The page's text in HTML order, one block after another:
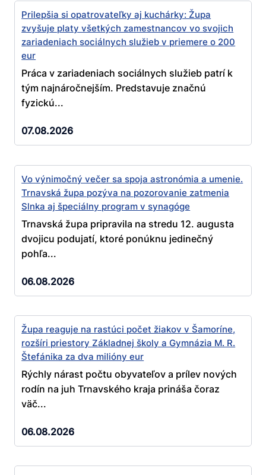
Prilepšia si opatrovateľky aj kuchárky: Župa
zvyšuje platy všetkých zamestnancov vo svojich
zariadeniach sociálnych služieb v priemere o 200
eur
Práca v zariadeniach sociálnych služieb patrí k
tým najnáročnejším. Predstavuje značnú
fyzickú...
07.08.2026
Vo výnimočný večer sa spoja astronómia a umenie.
Trnavská župa pozýva na pozorovanie zatmenia
Slnka aj špeciálny program v synagóge
Trnavská župa pripravila na stredu 12. augusta
dvojicu podujatí, ktoré ponúknu jedinečný
pohľa...
06.08.2026
Župa reaguje na rastúci počet žiakov v Šamoríne,
rozšíri priestory Základnej školy a Gymnázia M. R.
Štefánika za dva milióny eur
Rýchly nárast počtu obyvateľov a prílev nových
rodín na juh Trnavského kraja prináša čoraz
väč...
06.08.2026